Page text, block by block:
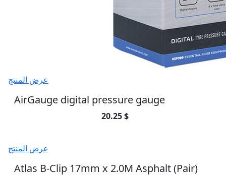
عرض المنتج
AirGauge digital pressure gauge
20.25 $
عرض المنتج
Atlas B-Clip 17mm x 2.0M Asphalt (Pair)